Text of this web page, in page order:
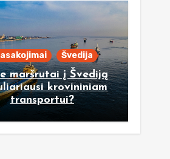
Švedija
maršrutai į Švediją
krovininiam
transportui?